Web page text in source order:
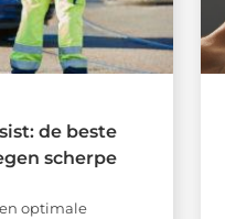
de beste
scherpe
optimale